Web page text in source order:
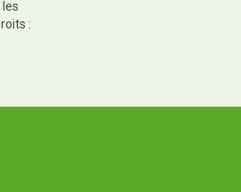
: